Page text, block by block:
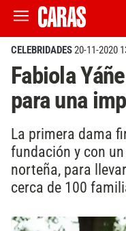
CELEBRIDADES20-11-2020
Fabiola
para una
La primera dama
fundación y con
norteña, para
cerca de 100